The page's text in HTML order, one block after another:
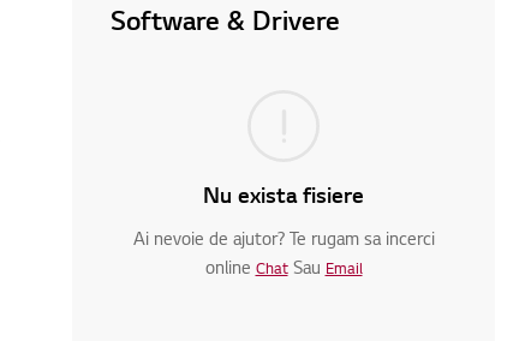
Software & Drivere
Nu exista fisiere
Ai nevoie de ajutor? Te rugam sa incerci
online ChatSau Email